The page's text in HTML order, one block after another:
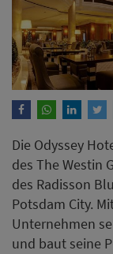
Die Odyssey
des The Westin
des Radisson
Potsdam City.
Unternehmen
und baut seine